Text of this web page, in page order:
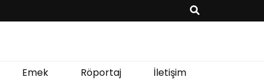
Emek Röportaj İletişim